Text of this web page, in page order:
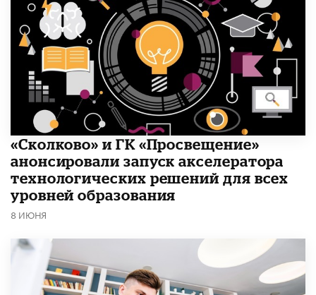
«Сколково» и ГК «Просвещение»
анонсировали запуск акселератора
технологических решений для всех
уровней образования
8 ИЮНЯ